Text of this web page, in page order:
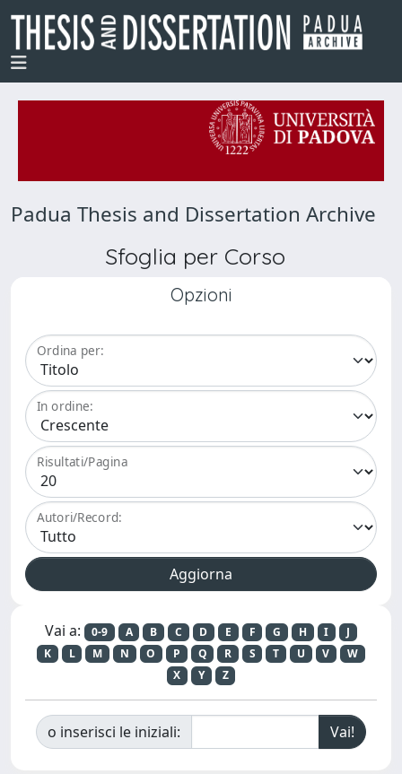
Padua Thesis and Dissertation Archive
Sfoglia per Corso
Opzioni
Ordina per:
In ordine:
Risultati/Pagina
Autori/Record:
Vai a: 0-9 A B C D E F G H I
J
K
L M N O P Q R S T U V
W
X
Y Z
o inserisci le iniziali: